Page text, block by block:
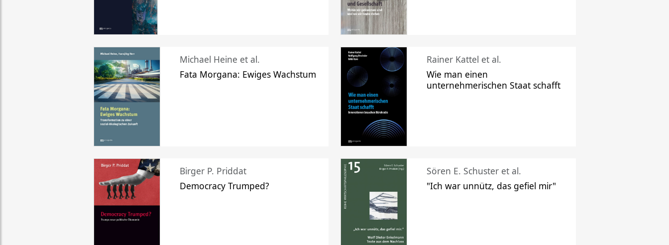
Michael Heine et al.
Fata Morgana: Ewiges Wachstum
Rainer Kattel et al.
Wie man einen
unternehmerischen Staat schafft
Birger P. Priddat
Democracy Trumped?
Sören E. Schuster et al.
"Ich war unnütz, das gefiel mir"